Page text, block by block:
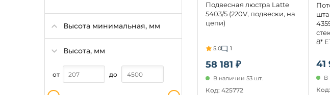
Высота минимальная, мм
Высота, мм
от до
58 181 ₽
Подвесная люстра Latte
5403/5 (220V, подвески, на
цепи)
5.0 1
В наличии 53 шт.
Код: 425772
41
8*
В